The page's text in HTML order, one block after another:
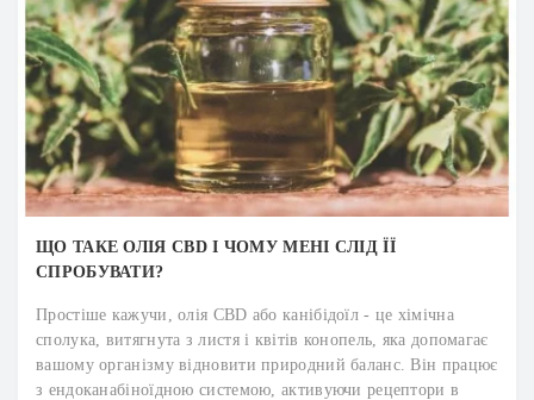
ЩО ТАКЕ ОЛІЯ CBD І ЧОМУ МЕНІ СЛІД ЇЇ
СПРОБУВАТИ?
Простіше кажучи, олія CBD або канібідоїл - це хімічна
сполука, витягнута з листя і квітів конопель, яка допомагає
вашому організму відновити природний баланс. Він працює
з ендоканабіноїдною системою, активуючи рецептори в